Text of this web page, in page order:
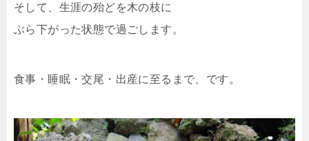
そして、生涯の殆どを木の枝に
ぶら下がった状態で過ごします。
食事・睡眠・交尾・出産に至るまで、です。